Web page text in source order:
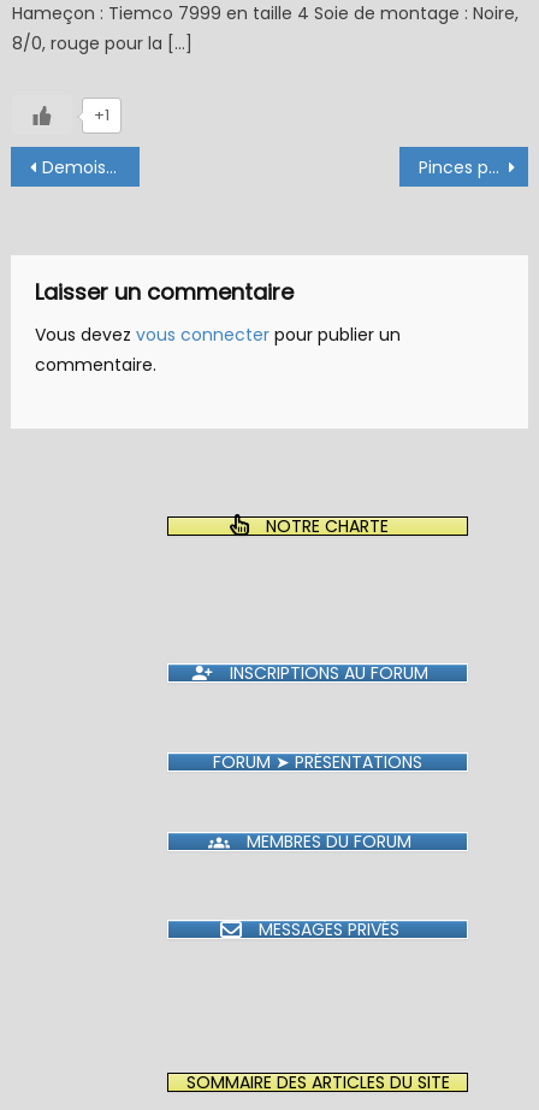
Hameçon : Tiemco 7999 en taille 4 Soie de montage : Noire,
8/0, rouge pour la […]
+1
Navigation
de
Demoiselle bleue Pinces pour le flytying
Laisser un commentaire
Vous devez vous connecterpour publier un
commentaire.
NOTRE CHARTE
INSCRIPTIONS AU FORUM
FORUM ➤ PRÉSENTATIONS
MEMBRES DU FORUM
MESSAGES PRIVÉS
SOMMAIRE DES ARTICLES DU SITE